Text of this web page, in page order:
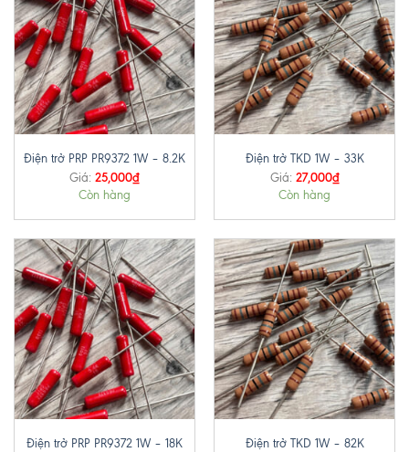
Điện trở PRP PR9372 1W – 8.2K
Giá: 25,000₫
Còn hàng
Điện trở TKD 1W – 33K
Giá: 27,000₫
Còn hàng
Điện trở PRP PR9372 1W – 18K
Điện trở TKD 1W – 82K